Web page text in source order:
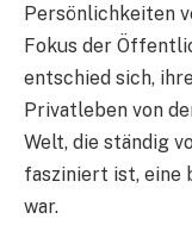
Persönlichkeiten
Fokus der
entschied sich,
Privatleben von
Welt, die ständig
fasziniert ist, eine
war.